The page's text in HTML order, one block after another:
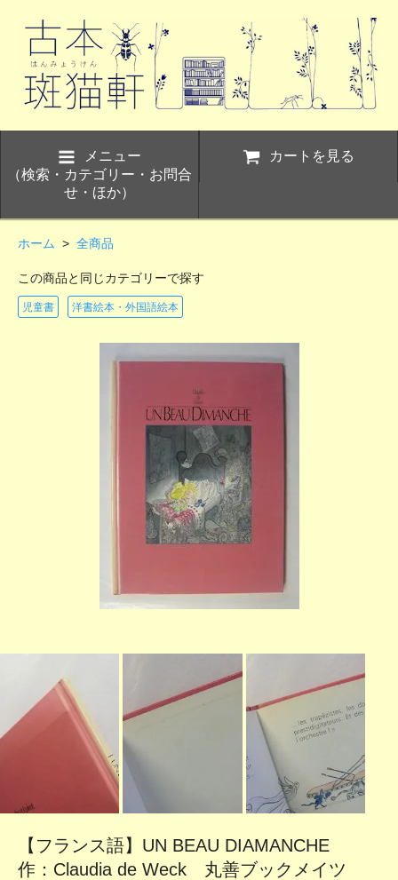
メニュー
（検索・カテゴリー・お問合
せ・ほか）
カートを見る
ホーム > 全商品
この商品と同じカテゴリーで探す
児童書 洋書絵本・外国語絵本
【フランス語】UN BEAU DIAMANCHE
作：Claudia de Weck 丸善ブックメイツ